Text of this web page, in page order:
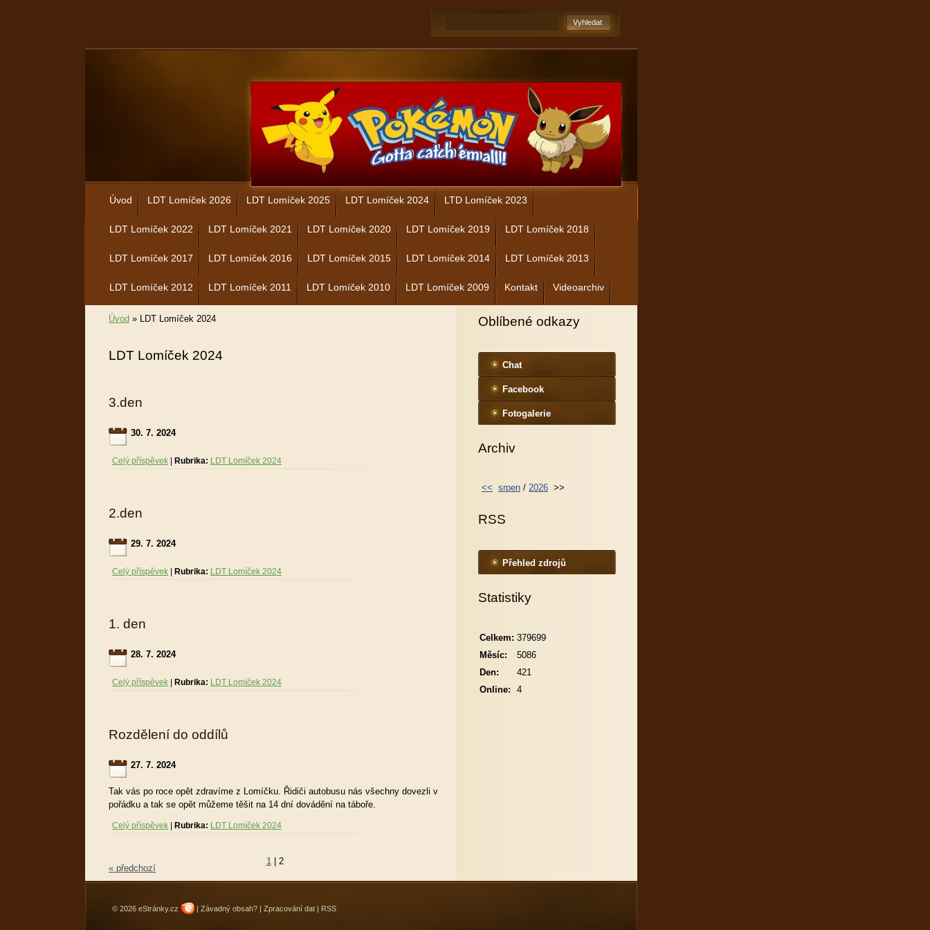
Úvod LDT Lomíček 2026 LDT Lomíček 2025 LDT Lomíček 2024 LTD Lomíček 2023
LDT Lomíček 2022 LDT Lomíček 2021 LDT Lomíček 2020 LDT Lomíček 2019 LDT Lomíček 2018
LDT Lomíček 2017 LDT Lomíček 2016 LDT Lomíček 2015 LDT Lomíček 2014 LDT Lomíček 2013
LDT Lomíček 2012 LDT Lomíček 2011 LDT Lomíček 2010 LDT Lomíček 2009 Kontakt Videoarchiv
Úvod » LDT Lomíček 2024
LDT Lomíček 2024
3.den
30. 7. 2024
Celý příspěvek Rubrika: LDT Lomíček 2024
2.den
29. 7. 2024
Celý příspěvek Rubrika: LDT Lomíček 2024
1. den
28. 7. 2024
Celý příspěvek Rubrika: LDT Lomíček 2024
Rozdělení do oddílů
27. 7. 2024
Tak vás po roce opět zdravíme z Lomíčku. Řidiči autobusu nás všechny dovezli v
pořádku a tak se opět můžeme těšit na 14 dní dovádění na táboře.
Celý příspěvek Rubrika: LDT Lomíček 2024
« předchozí
1 2
Oblíbené odkazy
Chat
Facebook
Fotogalerie
Archiv
<< srpen / 2026 >>
RSS
Přehled zdrojů
Statistiky
Online: 4
Celkem: 379699
Měsíc:
5086
Den:
421
© 2026 eStránky.cz | Závadný obsah? | Zpracování dat | RSS